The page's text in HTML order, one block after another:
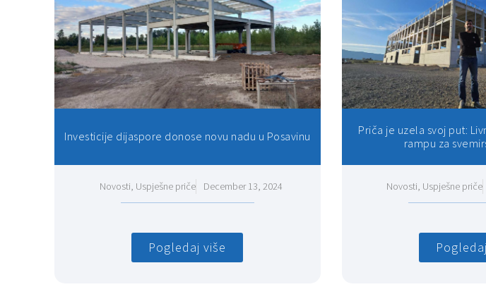
Investicije dijaspore donose novu nadu u Posavinu
Novosti, Uspješne priče December 13, 2024
Pogledaj više
Priča je uzela svoj put:
rampu za
Novosti, Uspješne priče